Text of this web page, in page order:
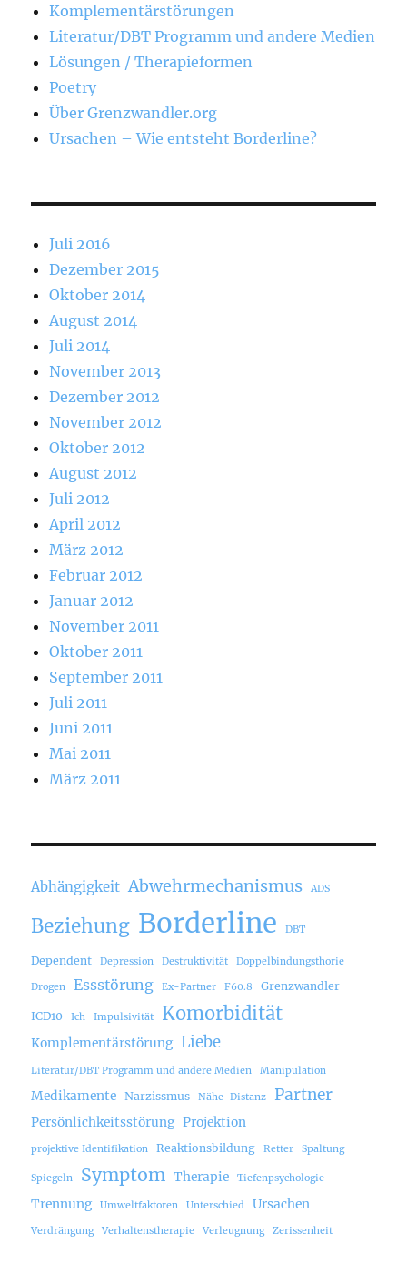
Komplementärstörungen
Literatur/DBT Programm und andere Medien
Lösungen / Therapieformen
Poetry
Über Grenzwandler.org
Ursachen – Wie entsteht Borderline?
Juli 2016
Dezember 2015
Oktober 2014
August 2014
Juli 2014
November 2013
Dezember 2012
November 2012
Oktober 2012
August 2012
Juli 2012
April 2012
März 2012
Februar 2012
Januar 2012
November 2011
Oktober 2011
September 2011
Juli 2011
Juni 2011
Mai 2011
März 2011
Abhängigkeit Abwehrmechanismus ADS
Beziehung Borderline DBT
Dependent Depression Destruktivität Doppelbindungsthorie
Drogen Essstörung Ex-Partner F60.8 Grenzwandler
ICD10 Ich Impulsivität Komorbidität
Komplementärstörung Liebe
Literatur/DBT Programm und andere Medien Manipulation
Medikamente Narzissmus Nähe-Distanz Partner
Persönlichkeitsstörung Projektion
projektive Identifikation Reaktionsbildung Retter Spaltung
Spiegeln Symptom Therapie Tiefenpsychologie
Trennung Umweltfaktoren Unterschied Ursachen
Verdrängung Verhaltenstherapie Verleugnung Zerissenheit